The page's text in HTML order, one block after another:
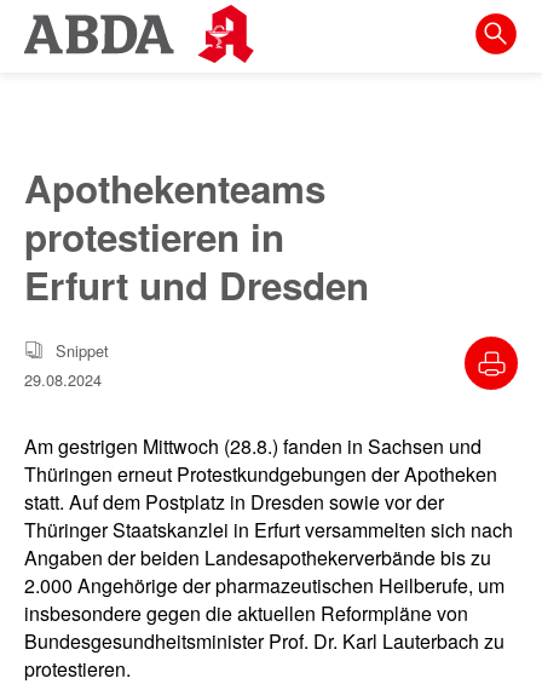
Springe
direkt
zur
Meta-
Navigation
Inhalt
zur
Apothekenteams
protestieren in
Erfurt und Dresden
Snippet
29.08.2024
Am gestrigen Mittwoch (28.8.) fanden in Sachsen und
Thüringen erneut Protestkundgebungen der Apotheken
statt. Auf dem Postplatz in Dresden sowie vor der
Thüringer Staatskanzlei in Erfurt versammelten sich nach
Angaben der beiden Landesapothekerverbände bis zu
2.000 Angehörige der pharmazeutischen Heilberufe, um
insbesondere gegen die aktuellen Reformpläne von
Bundesgesundheitsminister Prof. Dr. Karl Lauterbach zu
protestieren.